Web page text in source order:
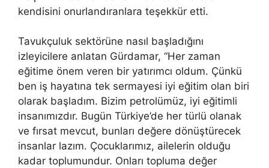
kendisini onurlandıranlara teşekkür etti.
Tavukçuluk sektörüne nasıl başladığını
izleyicilere anlatan Gürdamar, “Her zaman
eğitime önem veren bir yatırımcı oldum. Çünkü
ben iş hayatına tek sermayesi iyi eğitim olan biri
olarak başladım. Bizim petrolümüz, iyi eğitimli
insanımızdır. Bugün Türkiye’de her türlü olanak
ve fırsat mevcut, bunları değere dönüştürecek
insanlar lazım. Çocuklarımız, ailelerin olduğu
kadar toplumundur. Onları topluma değer